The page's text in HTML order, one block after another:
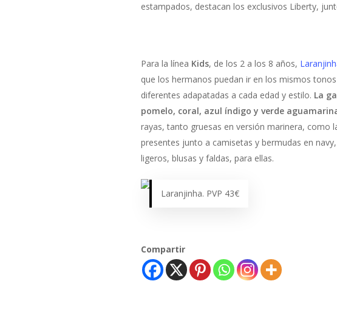
estampados, destacan los exclusivos Liberty,
Para la línea Kids, de los 2 a los 8 años,
que los hermanos puedan ir en los mismos
diferentes adapatadas a cada edad y estilo. La
pomelo, coral, azul índigo y verde
rayas, tanto gruesas en versión marinera, como
presentes junto a camisetas y bermudas en
ligeros, blusas y faldas, para ellas.
Laranjinha. PVP 43€
Compartir